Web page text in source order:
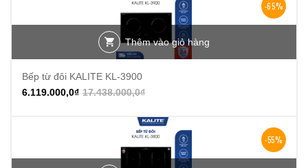
-65%
Thêm vào giỏ hàng
Bếp từ đôi KALITE KL-3900
17.438.000,0₫
6.119.000,0₫
-55%